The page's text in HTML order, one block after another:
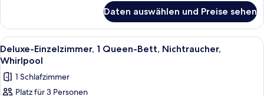
anzeigen
Studio,
1 King-
Bett,
Nichtraucher,
Kochnische
Daten auswählen und Preise sehen
Alle
Fotos
für
Deluxe-
Ein Hotelzimmer mit einem Bett,
4
Deluxe-Einzelzimmer, 1 Queen-Bett, Nichtraucher,
Whirlpool
1 Schlafzimmer
Platz für 3 Personen